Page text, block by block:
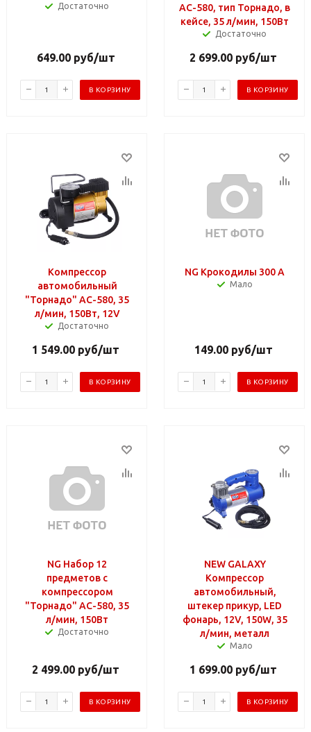
Достаточно
649.00руб/шт
В КОРЗИНУ
АС-580, тип Торнадо, в
кейсе, 35 л/мин, 150Вт
Достаточно
2 699.00 руб/шт
В КОРЗИНУ
Компрессор
автомобильный
"Торнадо" АС-580, 35
л/мин, 150Вт, 12V
Достаточно
1 549.00 руб/шт
В КОРЗИНУ
NG Крокодилы 300 А
Мало
149.00руб/шт
В КОРЗИНУ
NG Набор 12
предметов с
компрессором
"Торнадо" АС-580, 35
л/мин, 150Вт
Достаточно
2 499.00 руб/шт
В КОРЗИНУ
NEW GALAXY
Компрессор
автомобильный,
штекер прикур, LED
фонарь, 12V, 150W, 35
л/мин, металл
Мало
1 699.00 руб/шт
В КОРЗИНУ